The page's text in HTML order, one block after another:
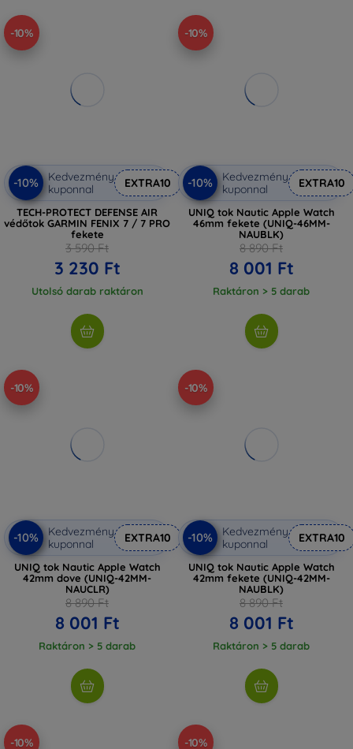
-10%
-10%
Kedvezmény
kuponnal
EXTRA10
TECH-PROTECT DEFENSE AIR
védőtok GARMIN FENIX 7 / 7 PRO
fekete
3 590 Ft
3 230 Ft
Utolsó darab raktáron
-10%
-10%
Kedvezmény
kuponnal
EXTRA10
UNIQ tok Nautic Apple Watch
46mm fekete (UNIQ-46MM-
NAUBLK)
8 890 Ft
8 001 Ft
Raktáron > 5 darab
-10%
-10%
Kedvezmény
kuponnal
EXTRA10
UNIQ tok Nautic Apple Watch
42mm dove (UNIQ-42MM-
NAUCLR)
8 890 Ft
8 001 Ft
Raktáron > 5 darab
-10%
-10%
Kedvezmény
kuponnal
EXTRA10
UNIQ tok Nautic Apple Watch
42mm fekete (UNIQ-42MM-
NAUBLK)
8 890 Ft
8 001 Ft
Raktáron > 5 darab
-10% -10%